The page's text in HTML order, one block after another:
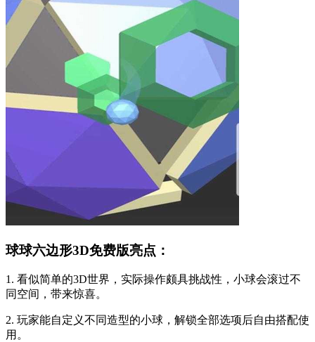
球球六边形3D免费版亮点：
1. 看似简单的3D世界，实际操作颇具挑战性，小球会滚过不
同空间，带来惊喜。
2. 玩家能自定义不同造型的小球，解锁全部选项后自由搭配使
用。